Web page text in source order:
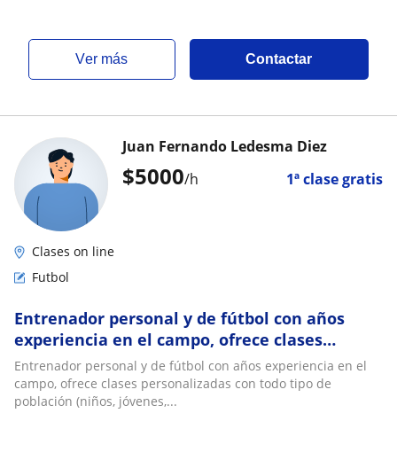
ver más Contactar
$5000/h 1ª clase gratis
Juan Fernando Ledesma Diez
Clases on line
Futbol
Entrenador personal y de fútbol con años
experiencia en el campo, ofrece clases
personalizadas con todo tipo de población
(niños, jóvenes, adultos y adultos mayores)
Entrenador personal y de fútbol con años experiencia en el
campo, ofrece clases personalizadas con todo tipo de
población (niños, jóvenes,...